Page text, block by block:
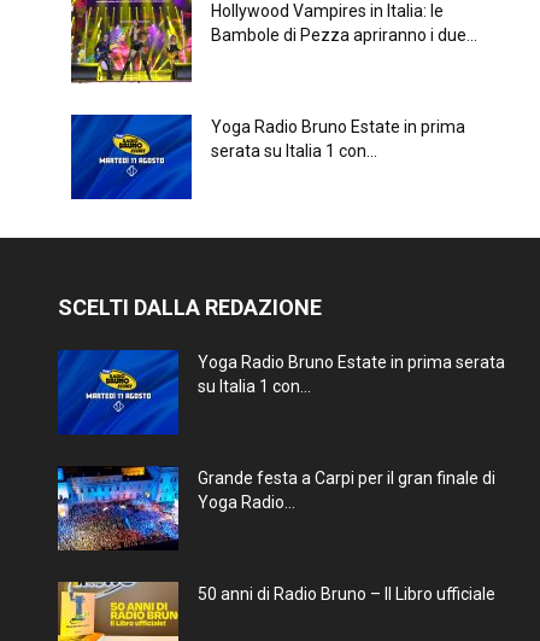
Hollywood Vampires in Italia: le
Bambole di Pezza apriranno i due...
Yoga Radio Bruno Estate in prima
serata su Italia 1 con...
SCELTI DALLA REDAZIONE
Yoga Radio Bruno Estate in prima serata
su Italia 1 con...
Grande festa a Carpi per il gran finale di
Yoga Radio...
50 anni di Radio Bruno – Il Libro ufficiale